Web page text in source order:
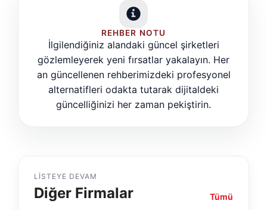
REHBER NOTU
İlgilendiğiniz alandaki güncel şirketleri
gözlemleyerek yeni fırsatlar yakalayın. Her
an güncellenen rehberimizdeki profesyonel
alternatifleri odakta tutarak dijitaldeki
güncelliğinizi her zaman pekiştirin.
LISTEYE DEVAM
Diğer Firmalar Tümü